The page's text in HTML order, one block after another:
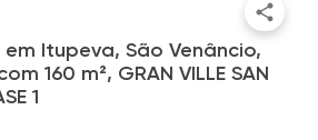
Itupeva, São Venâncio,
160 m², GRAN VILLE SAN
1